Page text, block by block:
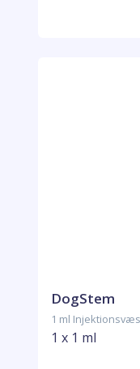
DogStem
1 ml
1 x 1 ml